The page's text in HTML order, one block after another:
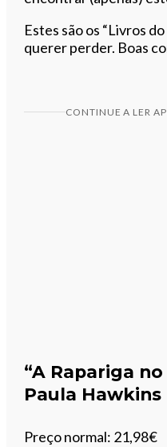
Estes são os “Livros
querer perder. Boas
CONTINUE A LER
“A Rapariga
Paula Hawkins
Preço normal: 21,98€